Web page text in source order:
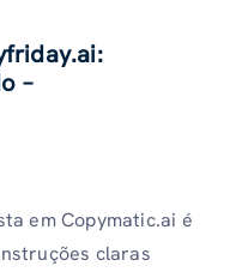
–
em Copymatic.ai é
claras